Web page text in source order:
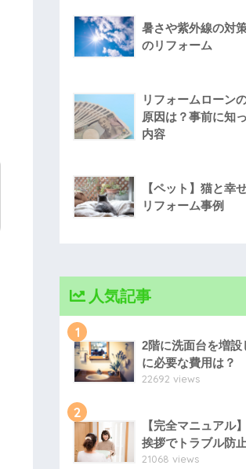
暑さや紫外線の対
のリフォーム
リフォームローン
原因は？事前に知
内容
【ペット】猫と幸
リフォーム事例
人気記事
1
2階に洗面台を増
に必要な費用は？
22692 views
2
【完全マニュアル
挨拶でトラブル防
21068 views